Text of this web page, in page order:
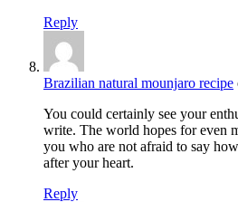
Reply
Brazilian natural mounjaro recipe
You could certainly see your
write. The world hopes for even
you who are not afraid to say
after your heart.
Reply